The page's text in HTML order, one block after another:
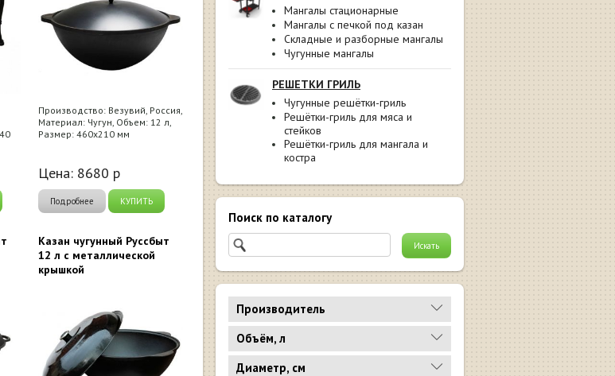
Мангалы стационарные
Мангалы с печкой под казан
Складные и разборные мангалы
Чугунные мангалы
РЕШЕТКИ ГРИЛЬ
Чугунные решётки-гриль
Решётки-гриль для мяса и
стейков
Решётки-гриль для мангала и
костра
Поиск по каталогу
Производитель
Объём, л
Диаметр, см
Производство: Везувий, Россия,
Материал: Чугун, Объем: 12 л,
Размер: 460х210 мм
Цена: 8680 р
Подробнее КУПИТЬ
Казан чугунный Руссбыт
12 л с металлической
крышкой